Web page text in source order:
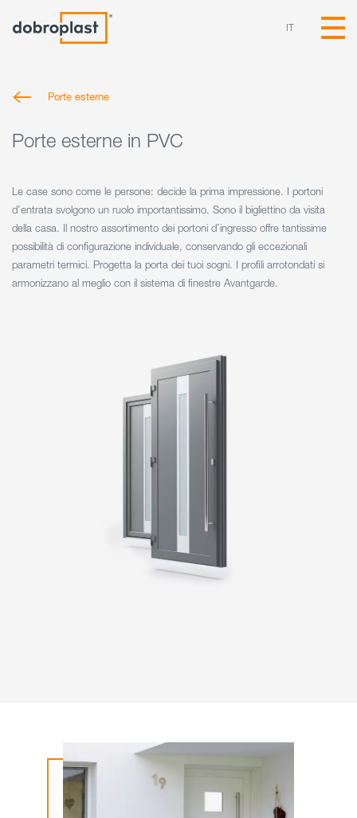
IT
Porte esterne
Porte esterne in PVC
Le case sono come le persone: decide la prima impressione. I portoni
d’entrata svolgono un ruolo importantissimo. Sono il bigliettino da visita
della casa. Il nostro assortimento dei portoni d’ingresso offre tantissime
possibilità di configurazione individuale, conservando gli eccezionali
parametri termici. Progetta la porta dei tuoi sogni. I profili arrotondati si
armonizzano al meglio con il sistema di finestre Avantgarde.